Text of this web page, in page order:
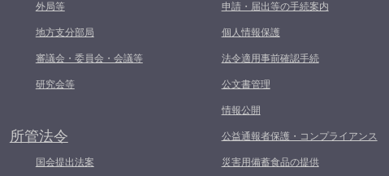
外局等
地方支分部局
審議会・委員会・会議等
研究会等
所管法令
国会提出法案
申請・届出等の手続案内
個人情報保護
法令適用事前確認手続
公文書管理
情報公開
公益通報者保護・コンプライアンス
災害用備蓄食品の提供